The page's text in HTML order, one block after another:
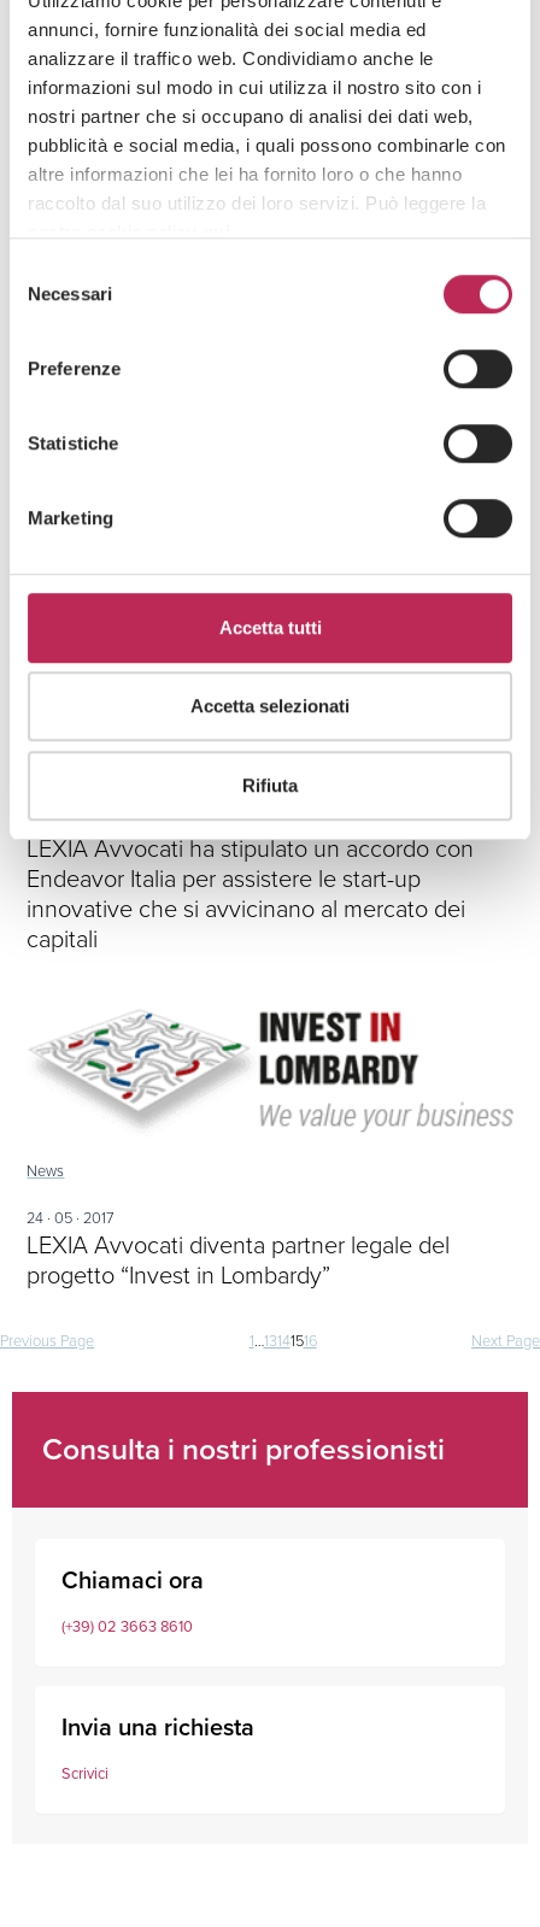
annunci, fornire funzionalità dei social media ed
analizzare il traffico web. Condividiamo anche le
informazioni sul modo in cui utilizza il nostro sito con i
nostri partner che si occupano di analisi dei dati web,
pubblicità e social media, i quali possono combinarle con
altre informazioni che lei ha fornito loro o che hanno
raccolto dal suo utilizzo dei loro servizi. Può leggere la
Attenzione: chiudendo questo banner, cliccando in
un’area sottostante o accedendo ad un’altra pagina del
delNecessari
Preferenze
Statistiche
Marketing
Accetta tutti
Accetta selezionati
Rifiuta
10 · 04 · 2018
LEXIA Avvocati diventa partner del programma
ELITE di Borsa Italiana
29 · 03 · 2018
nell’acquisizione di Photo Foyer
22 · 09 · 2017
LEXIA Avvocati ha stipulato un accordo con
Endeavor Italia per assistere le start-up
innovative che si avvicinano al mercato dei
capitali
News
24 · 05 · 2017
LEXIA Avvocati diventa partner legale del
progetto “Invest in Lombardy”
Navigazione
articoli
Previous Page 1…13141516 Next Page
Consulta i nostri professionisti
Chiamaci ora
(+39) 02 3663 8610
Invia una richiesta
Scrivici